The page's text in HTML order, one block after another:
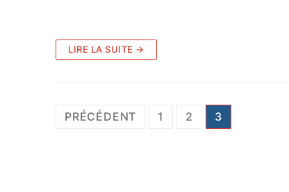
LIRE LA SUITE →
Pagination
PRÉCÉDENT 1 2 3